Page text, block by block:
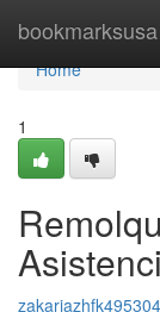
bookmarksusa
Home
Home
1
zakariazhfk495304